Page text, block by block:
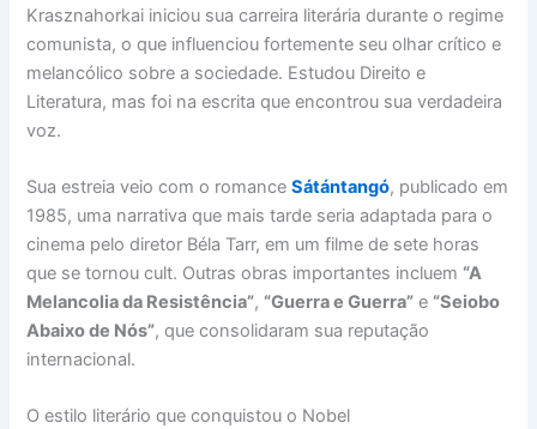
Krasznahorkai iniciou sua carreira literária durante o regime
comunista, o que influenciou fortemente seu olhar crítico e
melancólico sobre a sociedade. Estudou Direito e
Literatura, mas foi na escrita que encontrou sua verdadeira
voz.
Sua estreia veio com o romanceSátántangó, publicado em
1985, uma narrativa que mais tarde seria adaptada para o
cinema pelo diretor Béla Tarr, em um filme de sete horas
que se tornou cult. Outras obras importantes incluem “A
Melancolia da Resistência”, “Guerra e Guerra” e “Seiobo
Abaixo de Nós”, que consolidaram sua reputação
internacional.
O estilo literário que conquistou o Nobel